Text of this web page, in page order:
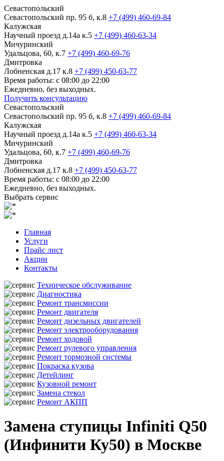
Севастопольский
Севастопольский пр. 95 б, к.8 +7 (499) 460-69-84
Калужская
Научный проезд д.14а к.5 +7 (499) 460-63-34
Мичуринский
Удальцова, 60, к.7 +7 (499) 460-69-76
Дмитровка
Лобненская д.17 к.8 +7 (499) 450-63-77
Время работы: с 08:00 до 22:00
Ежедневно, без выходных.
Получить консультацию
Севастопольский
Севастопольский пр. 95 б, к.8 +7 (499) 460-69-84
Калужская
Научный проезд д.14а к.5 +7 (499) 460-63-34
Мичуринский
Удальцова, 60, к.7 +7 (499) 460-69-76
Дмитровка
Лобненская д.17 к.8 +7 (499) 450-63-77
Время работы: с 08:00 до 22:00
Ежедневно, без выходных.
Выбрать сервис
Главная
Услуги
Прайс лист
Акции
Контакты
Техническое обслуживание
Диагностика
Ремонт трансмиссии
Ремонт двигателя
Ремонт дизельных двигателей
Ремонт электрооборудования
Ремонт ходовой
Ремонт рулевого управления
Ремонт тормозной системы
Покраска кузова
Детейлинг
Кузовной ремонт
Замена стекол
Ремонт АКПП
Замена ступицы Infiniti Q50
(Инфинити Ку50) в Москве